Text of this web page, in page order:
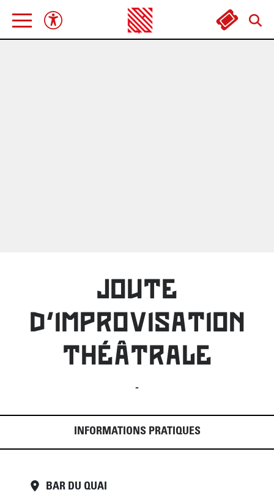
JOUTE
D'IMPROVISATION
THÉÂTRALE
-
INFORMATIONS PRATIQUES
BAR DU QUAI